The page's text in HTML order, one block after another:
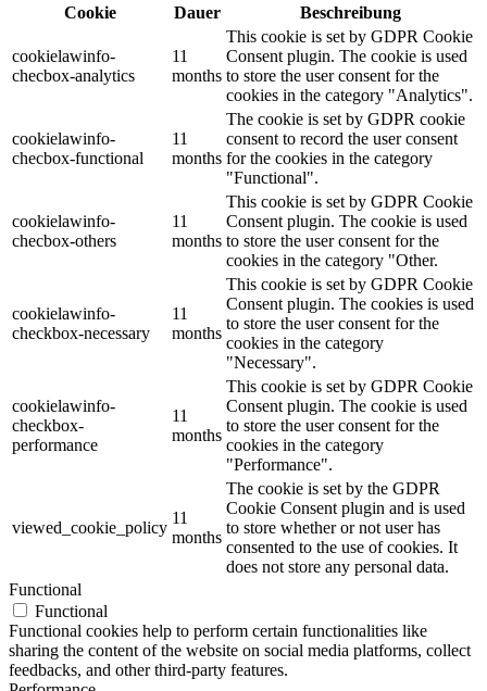
Cookie
Dauer Beschreibung
cookielawinfo-
checbox-analytics
11
months
This cookie is set by GDPR Cookie
Consent plugin. The cookie is used
to store the user consent for the
cookies in the category "Analytics".
cookielawinfo-
checbox-functional
11
months
The cookie is set by GDPR cookie
consent to record the user consent
for the cookies in the category
"Functional".
cookielawinfo-
checbox-others
11
months
This cookie is set by GDPR Cookie
Consent plugin. The cookie is used
to store the user consent for the
cookies in the category "Other.
cookielawinfo-
checkbox-necessary
11
months
This cookie is set by GDPR Cookie
Consent plugin. The cookies is used
to store the user consent for the
cookies in the category
"Necessary".
cookielawinfo-
checkbox-
performance
11
months
This cookie is set by GDPR Cookie
Consent plugin. The cookie is used
to store the user consent for the
cookies in the category
"Performance".
viewed_cookie_policy
11
months
The cookie is set by the GDPR
Cookie Consent plugin and is used
to store whether or not user has
consented to the use of cookies. It
does not store any personal data.
Functional
Functional
Functional cookies help to perform certain functionalities like
sharing the content of the website on social media platforms, collect
feedbacks, and other third-party features.